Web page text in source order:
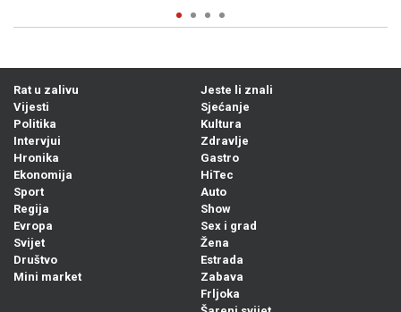
Rat u zalivu
Vijesti
Politika
Intervjui
Hronika
Ekonomija
Sport
Regija
Evropa
Svijet
Društvo
Mini market
Jeste li znali
Sjećanje
Kultura
Zdravlje
Gastro
HiTec
Auto
Show
Sex i grad
Žena
Estrada
Zabava
Frljoka